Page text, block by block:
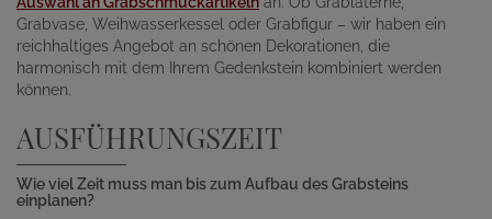
Grabvase, Weihwasserkessel oder Grabfigur – wir haben ein
reichhaltiges Angebot an schönen Dekorationen, die
harmonisch mit dem Ihrem Gedenkstein kombiniert werden
können.
AUSFÜHRUNGSZEIT
Wie viel Zeit muss man bis zum Aufbau des Grabsteins
einplanen?